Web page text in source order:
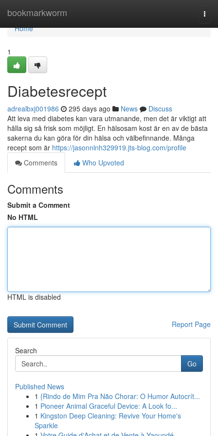
bookmarkworm
Home
Home
1
Diabetesrecept
adrealbxj001986 295 days ago News
Discuss
Att leva med diabetes kan vara utmanande, men det är viktigt att
hålla sig så frisk som möjligt. En hälsosam kost är en av de bästa
sakerna du kan göra för din hälsa och välbefinnande. Många
recept som är https://jasonnlnh329919.jts-blog.com/profile
Comments
Who Upvoted
Comments
Submit a Comment
No HTML
HTML is disabled
Report Page
Search
Go
Published News
1 {Rindo de Mim Pra Não Chorar: O Humor Autocrít...
1 Pioneer Animal Graceful Device: A Look fo...
1 Kingston Deep Cleaning: Revive Your Home's
Sparkle